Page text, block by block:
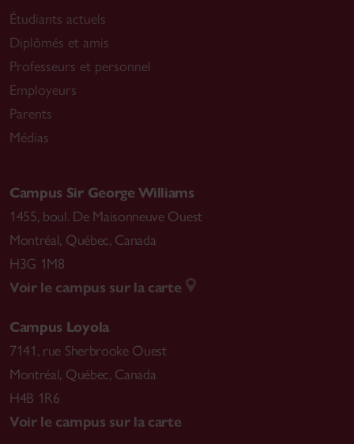
Étudiants actuels
Diplômés et amis
Professeurs et personnel
Employeurs
Parents
Médias
Campus Sir George Williams
1455, boul. De Maisonneuve Ouest
Montréal, Québec, Canada
H3G 1M8
Voir le campus sur la carte
Campus Loyola
7141, rue Sherbrooke Ouest
Montréal, Québec, Canada
H4B 1R6
Voir le campus sur la carte